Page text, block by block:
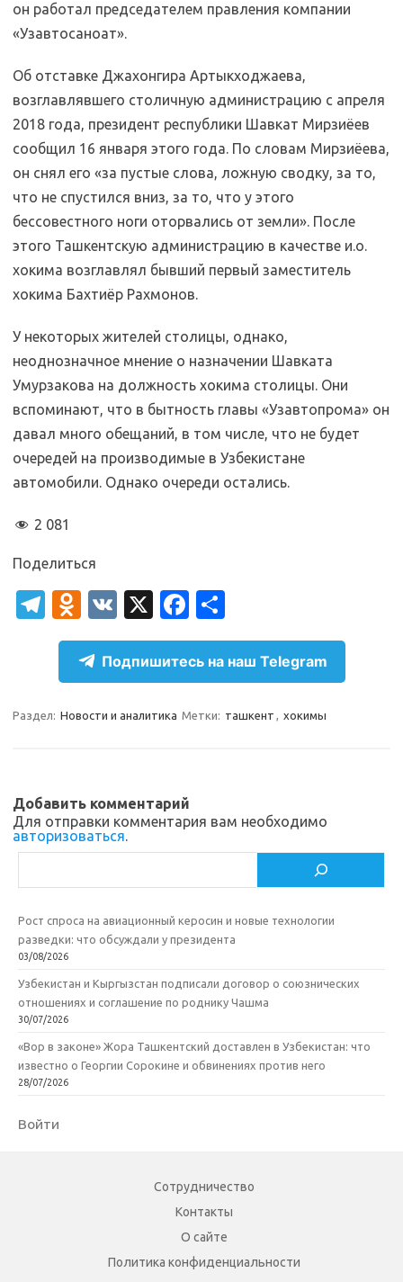
он работал председателем правления компании
«Узавтосаноат».
Об отставке Джахонгира Артыкходжаева,
возглавлявшего столичную администрацию с апреля
2018 года, президент республики Шавкат Мирзиёев
сообщил 16 января этого года. По словам Мирзиёева,
он снял его «за пустые слова, ложную сводку, за то,
что не спустился вниз, за то, что у этого
бессовестного ноги оторвались от земли». После
этого Ташкентскую администрацию в качестве и.о.
хокима возглавлял бывший первый заместитель
хокима Бахтиёр Рахмонов.
У некоторых жителей столицы, однако,
неоднозначное мнение о назначении Шавката
Умурзакова на должность хокима столицы. Они
вспоминают, что в бытность главы «Узавтопрома» он
давал много обещаний, в том числе, что не будет
очередей на производимые в Узбекистане
автомобили. Однако очереди остались.
2 081
Поделиться
T
el
gr
a
O
d
n
o
kl
ik
i
V
K
X
Fa
c
e
b
o
т
п
р
а
ь
Подпишитесь на наш Telegram
Раздел: Новости и аналитика Метки: ташкент , хокимы
Добавить комментарий
Для отправки комментария вам необходимо
авторизоваться.
Рост спроса на авиационный керосин и новые технологии
разведки: что обсуждали у президента
03/08/2026
Узбекистан и Кыргызстан подписали договор о союзнических
отношениях и соглашение по роднику Чашма
30/07/2026
«Вор в законе» Жора Ташкентский доставлен в Узбекистан: что
известно о Георгии Сорокине и обвинениях против него
28/07/2026
Войти
Сотрудничество
Контакты
О сайте
Политика конфиденциальности